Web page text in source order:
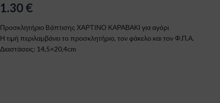
1.30 €
Προσκλητήριο Bάπτισης ΧΑΡΤΙΝΟ ΚΑΡΑΒΑΚΙ για αγόρι
Η τιμή περιλαμβάνει το προσκλητήριο, τον φάκελο και τον Φ.Π.Α.
Διαστάσεις: 14,5×20,4cm